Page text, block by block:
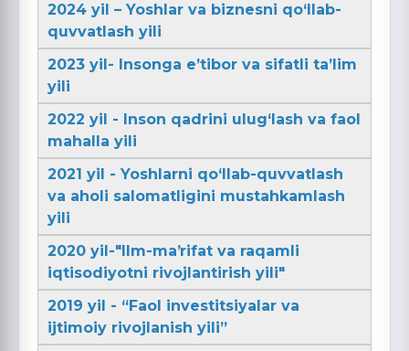
2024 yil – Yoshlar va biznesni qo‘llab-
quvvatlash yili
2023 yil- Insonga e’tibor va sifatli ta’lim
yili
2022 yil - Inson qadrini ulug‘lash va faol
mahalla yili
2021 yil - Yoshlarni qo‘llab-quvvatlash
va aholi salomatligini mustahkamlash
yili
2020 yil-"Ilm-maʼrifat va raqamli
iqtisodiyotni rivojlantirish yili"
2019 yil - “Faol investitsiyalar va
ijtimoiy rivojlanish yili”